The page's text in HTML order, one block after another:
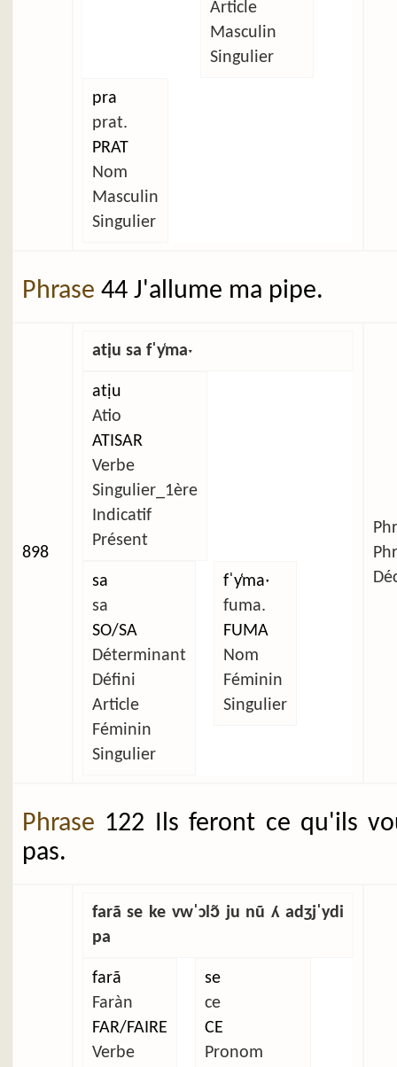
Article
Masculin
Singulier
pra
prat.
PRAT
Nom
Masculin
Singulier
Phrase 44 J'allume ma pipe.
898
atịu sa fˈy̜maˑ
atịu
Atio
ATISAR
Verbe
Singulier_1ère
Indicatif
Présent
sa
sa
SO/SA
Déterminant
Défini
Article
Féminin
Singulier
fˈy̜maˑ
fuma.
FUMA
Nom
Féminin
Singulier
Phrase 122 Ils feront ce qu'ils
pas.
farã se ke vwˈɔlɔ̃ ju nũ ʎ adʒjˈydi
pa
farã
Faràn
FAR/FAIRE
Verbe
se
ce
CE
Pronom